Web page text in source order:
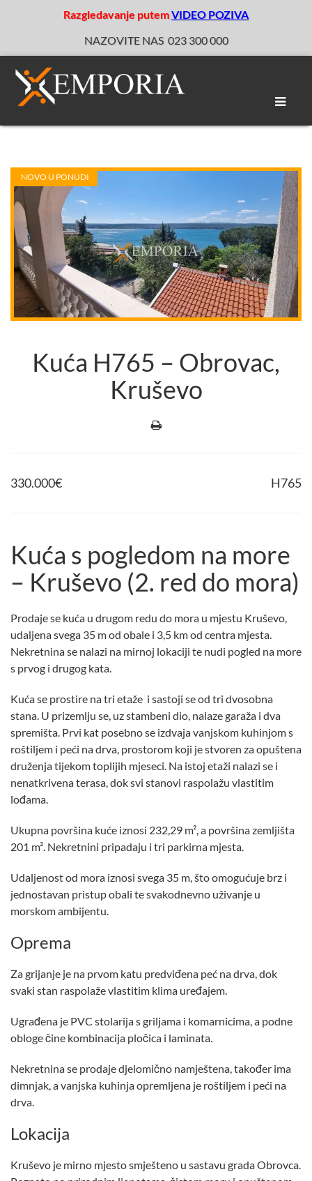
Razgledavanje putemVIDEO POZIVA
NAZOVITE NAS 023 300 000
Toggle
NOVO U PONUDI
Kuća H765 – Obrovac,
Kruševo
330.000€ H765
Kuća s pogledom na more
– Kruševo (2. red do mora)
Prodaje se kuća u drugom redu do mora u mjestu Kruševo,
udaljena svega 35 m od obale i 3,5 km od centra mjesta.
Nekretnina se nalazi na mirnoj lokaciji te nudi pogled na more
s prvog i drugog kata.
Kuća se prostire na tri etaže i sastoji se od tri dvosobna
stana. U prizemlju se, uz stambeni dio, nalaze garaža i dva
spremišta. Prvi kat posebno se izdvaja vanjskom kuhinjom s
roštiljem i peći na drva, prostorom koji je stvoren za opuštena
druženja tijekom toplijih mjeseci. Na istoj etaži nalazi se i
nenatkrivena terasa, dok svi stanovi raspolažu vlastitim
lođama.
Ukupna površina kuće iznosi 232,29 m², a površina zemljišta
201 m². Nekretnini pripadaju i tri parkirna mjesta.
Udaljenost od mora iznosi svega 35 m, što omogućuje brz i
jednostavan pristup obali te svakodnevno uživanje u
morskom ambijentu.
Oprema
Za grijanje je na prvom katu predviđena peć na drva, dok
svaki stan raspolaže vlastitim klima uređajem.
Ugrađena je PVC stolarija s griljama i komarnicima, a podne
obloge čine kombinacija pločica i laminata.
Nekretnina se prodaje djelomično namještena, također ima
dimnjak, a vanjska kuhinja opremljena je roštiljem i peći na
drva.
Lokacija
Kruševo je mirno mjesto smješteno u sastavu grada Obrovca.